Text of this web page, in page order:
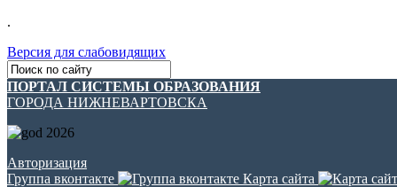
.
Версия для слабовидящих
ПОРТАЛ СИСТЕМЫ ОБРАЗОВАНИЯ
ГОРОДА НИЖНЕВАРТОВСКА
Авторизация
Группа вконтакте
Карта сайта